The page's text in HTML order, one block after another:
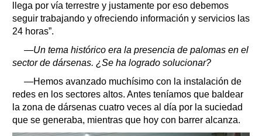
llega por vía terrestre y justamente por eso debemos
seguir trabajando y ofreciendo información y servicios las
24 horas”.
—Un tema histórico era la presencia de palomas en el
sector de dársenas. ¿Se ha logrado solucionar?
—Hemos avanzado muchísimo con la instalación de
redes en los sectores altos. Antes teníamos que baldear
la zona de dársenas cuatro veces al día por la suciedad
que se generaba, mientras que hoy con barrer alcanza.